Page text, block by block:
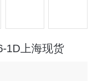
1D上海现货